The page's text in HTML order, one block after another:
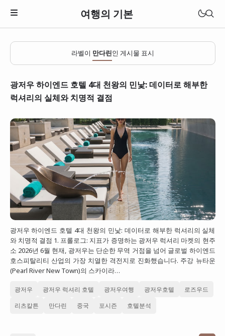
여행의 기본
일본
베트남
태국
대만
프랑스
이탈리아
스위스
스페인
라벨이 만다린인 게시물 표시
광저우 하이엔드 호텔 4대 천왕의 민낯: 데이터로 해부한
럭셔리의 실체와 치명적 결점
광저우 하이엔드 호텔 4대 천왕의 민낯: 데이터로 해부한 럭셔리의 실체
와 치명적 결점 1. 프롤로그: 지표가 증명하는 광저우 럭셔리 마켓의 현주
소 2026년 6월 현재, 광저우는 단순한 무역 거점을 넘어 글로벌 하이엔드
호스피탈리티 산업의 가장 치열한 격전지로 진화했습니다. 주강 뉴타운
(Pearl River New Town)의 스카이라…
광저우 광저우 럭셔리 호텔 광저우여행 광저우호텔 로즈우드
리츠칼튼 만다린 중국 포시즌 호텔분석